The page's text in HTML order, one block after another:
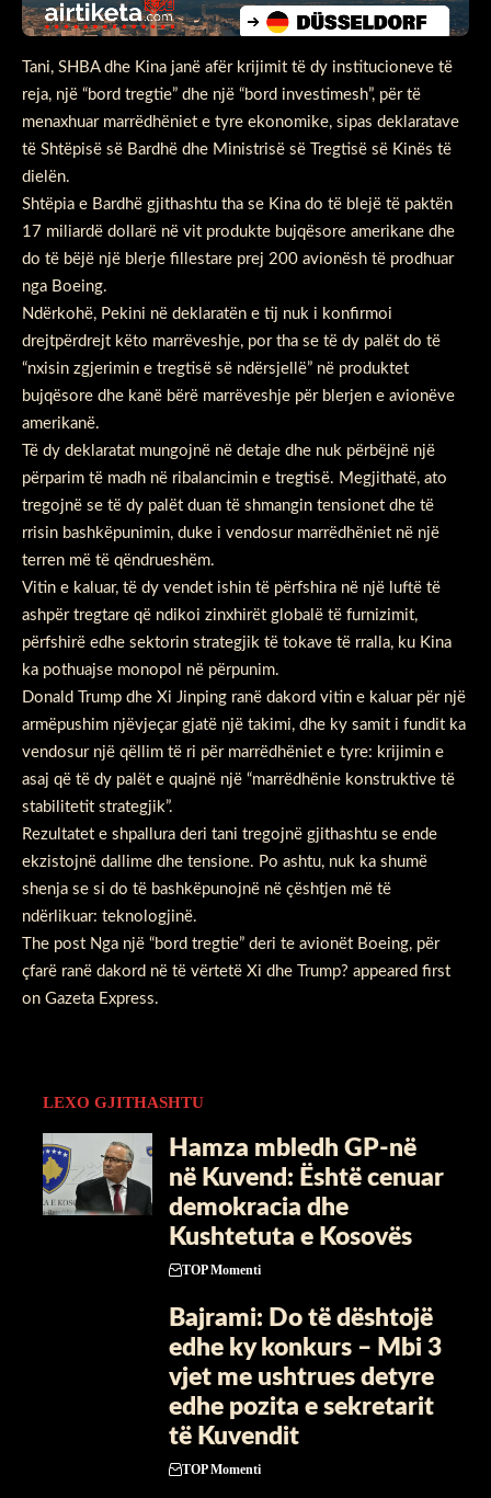
Tani, SHBA dhe Kina janë afër krijimit të dy institucioneve të
reja, një “bord tregtie” dhe një “bord investimesh”, për të
menaxhuar marrëdhëniet e tyre ekonomike, sipas deklaratave
të Shtëpisë së Bardhë dhe Ministrisë së Tregtisë së Kinës të
dielën.
Shtëpia e Bardhë gjithashtu tha se Kina do të blejë të paktën
17 miliardë dollarë në vit produkte bujqësore amerikane dhe
do të bëjë një blerje fillestare prej 200 avionësh të prodhuar
nga Boeing.
Ndërkohë, Pekini në deklaratën e tij nuk i konfirmoi
drejtpërdrejt këto marrëveshje, por tha se të dy palët do të
“nxisin zgjerimin e tregtisë së ndërsjellë” në produktet
bujqësore dhe kanë bërë marrëveshje për blerjen e avionëve
amerikanë.
Të dy deklaratat mungojnë në detaje dhe nuk përbëjnë një
përparim të madh në ribalancimin e tregtisë. Megjithatë, ato
tregojnë se të dy palët duan të shmangin tensionet dhe të
rrisin bashkëpunimin, duke i vendosur marrëdhëniet në një
terren më të qëndrueshëm.
Vitin e kaluar, të dy vendet ishin të përfshira në një luftë të
ashpër tregtare që ndikoi zinxhirët globalë të furnizimit,
përfshirë edhe sektorin strategjik të tokave të rralla, ku Kina
ka pothuajse monopol në përpunim.
Donald Trump dhe Xi Jinping ranë dakord vitin e kaluar për një
armëpushim njëvjeçar gjatë një takimi, dhe ky samit i fundit ka
vendosur një qëllim të ri për marrëdhëniet e tyre: krijimin e
asaj që të dy palët e quajnë një “marrëdhënie konstruktive të
stabilitetit strategjik”.
Rezultatet e shpallura deri tani tregojnë gjithashtu se ende
ekzistojnë dallime dhe tensione. Po ashtu, nuk ka shumë
shenja se si do të bashkëpunojnë në çështjen më të
ndërlikuar: teknologjinë.
The post Nga një “bord tregtie” deri te avionët Boeing, për
çfarë ranë dakord në të vërtetë Xi dhe Trump? appeared first
on Gazeta Express.
LEXO GJITHASHTU
Hamza mbledh GP-në
në Kuvend: Është cenuar
demokracia dhe
Kushtetuta e Kosovës
TOP Momenti
Bajrami: Do të dështojë
edhe ky konkurs – Mbi 3
vjet me ushtrues detyre
edhe pozita e sekretarit
të Kuvendit
TOP Momenti